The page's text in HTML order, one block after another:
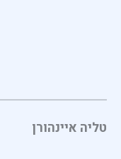
טליה איינהורן